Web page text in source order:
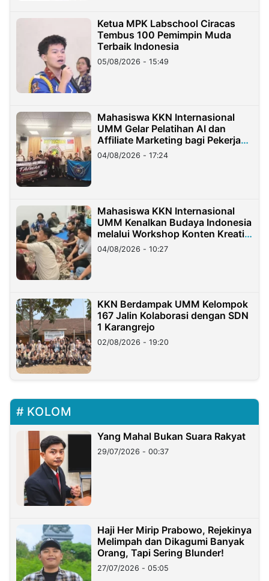
Ketua MPK Labschool Ciracas
Tembus 100 Pemimpin Muda
Terbaik Indonesia
05/08/2026 - 15:49
Mahasiswa KKN Internasional
UMM Gelar Pelatihan AI dan
Affiliate Marketing bagi Pekerja
Migran Indonesia di Taiwan
04/08/2026 - 17:24
Mahasiswa KKN Internasional
UMM Kenalkan Budaya Indonesia
melalui Workshop Konten Kreatif
di Taiwan
04/08/2026 - 10:27
KKN Berdampak UMM Kelompok
167 Jalin Kolaborasi dengan SDN
1 Karangrejo
02/08/2026 - 19:20
KOLOM
Yang Mahal Bukan Suara Rakyat
29/07/2026 - 00:37
Haji Her Mirip Prabowo, Rejekinya
Melimpah dan Dikagumi Banyak
Orang, Tapi Sering Blunder!
27/07/2026 - 05:05